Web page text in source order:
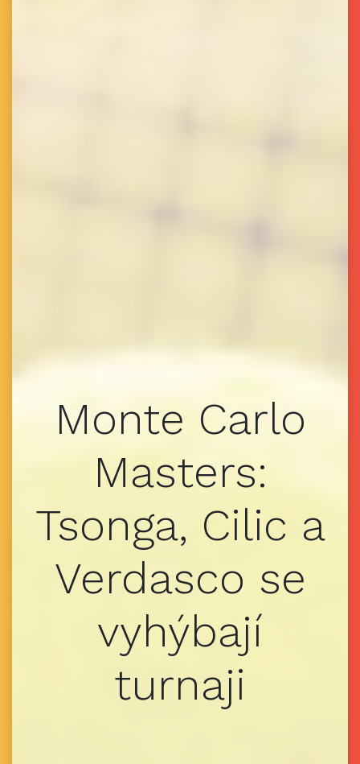
Monte Carlo
Masters:
Tsonga, Cilic a
Verdasco se
vyhýbají
turnaji